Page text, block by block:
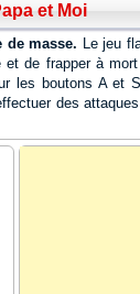
et Moi
de masse. Le jeu
de frapper à
les boutons A et
des